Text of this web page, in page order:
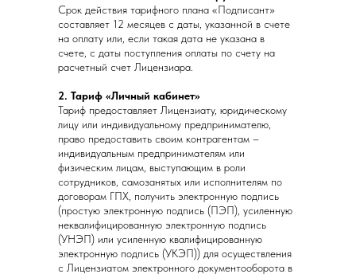
Срок действия тарифного плана «Подписант»
составляет 12 месяцев с даты, указанной в счете
на оплату или, если такая дата не указана в
счете, с даты поступления оплаты по счету на
расчетный счет Лицензиара.
2. Тариф «Личный кабинет»
Тариф предоставляет Лицензиату, юридическому
лицу или индивидуальному предпринимателю,
право предоставить своим контрагентам –
индивидуальным предпринимателям или
физическим лицам, выступающим в роли
сотрудников, самозанятых или исполнителям по
договорам ГПХ, получить электронную подпись
(простую электронную подпись (ПЭП), усиленную
неквалифицированную электронную подпись
(УНЭП) или усиленную квалифицированную
электронную подпись (УКЭП)) для осуществления
с Лицензиатом электронного документооборота в